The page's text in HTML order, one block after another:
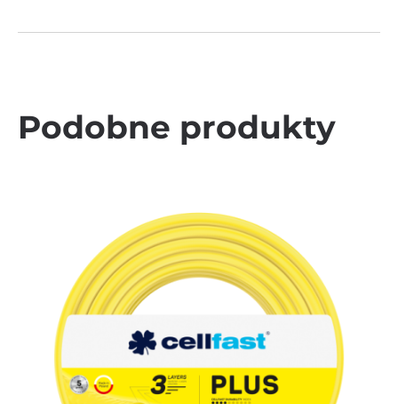
Podobne produkty